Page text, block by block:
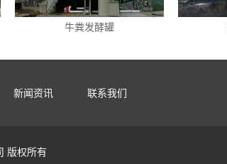
牛粪发酵罐
新闻资讯 联系我们
版权所有